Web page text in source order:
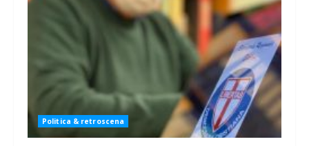
Politica & retroscena